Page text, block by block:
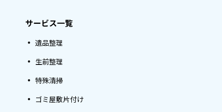
サービス一覧
遺品整理
生前整理
特殊清掃
ゴミ屋敷片付け